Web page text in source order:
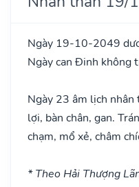
Ngày 19-10-2049
Ngày can Đinh không
Ngày 23 âm lịch nhân
lợi, bàn chân, gan.
chạm, mổ xẻ, châm
* Theo Hải Thượng